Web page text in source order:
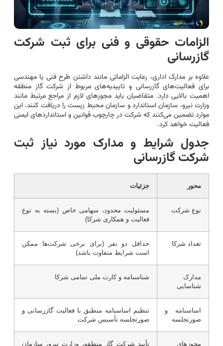
الزامات حقوقی و فنی برای ثبت شرکت
گازرسانی
علاوه بر مدارک اداری، رعایت الزاماتی مانند داشتن طرح فنی یا مهندسی
برای فعالیت‌های گازرسانی و تاییدیه‌های مربوط از شرکت گاز منطقه
اهمیت بالایی دارد. متقاضیان باید مجوزهای لازم از مراجع مرتبط مانند
وزارت نیرو، سازمان استاندارد و سازمان محیط زیست را دریافت کنند. این
موارد تضمین می‌کنند که شرکت در چارچوب قوانین و استانداردهای ایمنی
فعالیت خواهد کرد.
جدول شرایط و مدارک مورد نیاز ثبت
شرکت گازرسانی
محور جزئیات
نوع شرکت
مسئولیت محدود، سهامی خاص (بسته به نوع
فعالیت و همکاری شرکا)
تعداد شرکا
حداقل دو نفر (برای برخی شرکت‌ها ممکن
است شرایط متفاوت باشد)
مدارک
شناسایی
شناسنامه و کارت ملی تمامی شرکا
اساسنامه و
صورتجلسه
تنظیم اساسنامه منطبق با فعالیت گازرسانی و
صورتجلسه تأسیس شرکت
مجوزهای
تأیید شرکت گاز منطقه، وزارت نیرو، سازمان